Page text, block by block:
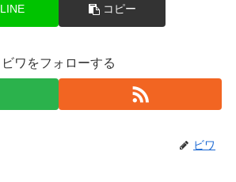
LINE コピー
ビワをフォローする
ビワ